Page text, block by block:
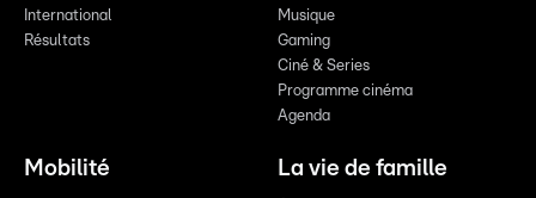
International
Résultats
Musique
Gaming
Ciné & Series
Programme cinéma
Agenda
Mobilité La vie de famille